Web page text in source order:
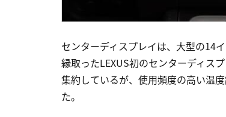
センターディスプレイは、大型の14
縁取ったLEXUS初のセンターディス
集約しているが、使用頻度の高い温
た。